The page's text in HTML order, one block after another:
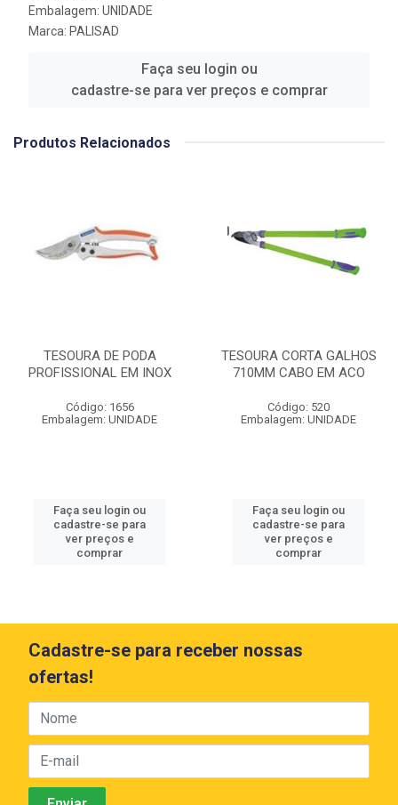
Embalagem: UNIDADE
Marca: PALISAD
Faça seu login ou
cadastre-se para ver preços e comprar
Produtos Relacionados
TESOURA DE PODA
PROFISSIONAL EM INOX
Código: 1656
Embalagem: UNIDADE
Faça seu login ou
cadastre-se para
ver preços e
comprar
TESOURA CORTA GALHOS
710MM CABO EM ACO
Código: 520
Embalagem: UNIDADE
Faça seu login ou
cadastre-se para
ver preços e
comprar
Cadastre-se para receber nossas
ofertas!